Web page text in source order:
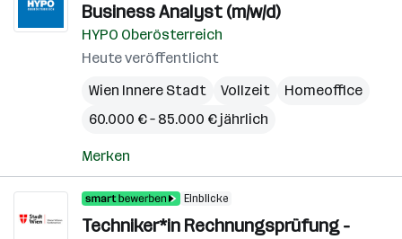
Business Analyst (m/w/d)
HYPO Oberösterreich
Heute veröffentlicht
Wien Innere Stadt
Vollzeit
Homeoffice
60.000 € – 85.000 € jährlich
Merken
Einblicke
Techniker*in Rechnungsprüfung -